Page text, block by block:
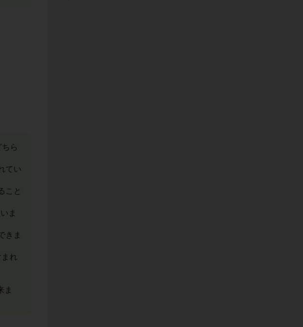
ら
てい
こと
ま
きま
れ
ま